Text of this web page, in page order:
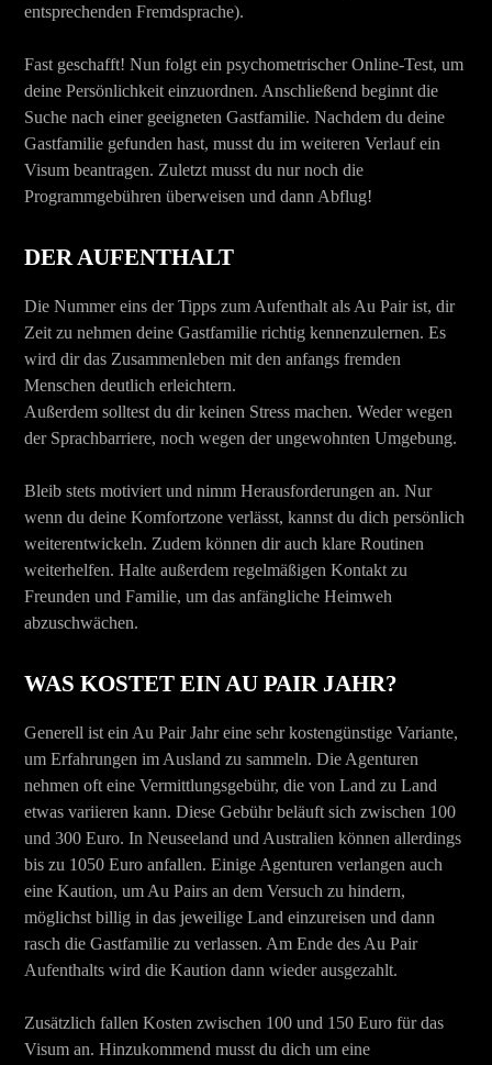
entsprechenden Fremdsprache).
Fast geschafft! Nun folgt ein psychometrischer Online-Test, um
deine Persönlichkeit einzuordnen. Anschließend beginnt die
Suche nach einer geeigneten Gastfamilie. Nachdem du deine
Gastfamilie gefunden hast, musst du im weiteren Verlauf ein
Visum beantragen. Zuletzt musst du nur noch die
Programmgebühren überweisen und dann Abflug!
DER AUFENTHALT
Die Nummer eins der Tipps zum Aufenthalt als Au Pair ist, dir
Zeit zu nehmen deine Gastfamilie richtig kennenzulernen. Es
wird dir das Zusammenleben mit den anfangs fremden
Menschen deutlich erleichtern.
Außerdem solltest du dir keinen Stress machen. Weder wegen
der Sprachbarriere, noch wegen der ungewohnten Umgebung.
Bleib stets motiviert und nimm Herausforderungen an. Nur
wenn du deine Komfortzone verlässt, kannst du dich persönlich
weiterentwickeln. Zudem können dir auch klare Routinen
weiterhelfen. Halte außerdem regelmäßigen Kontakt zu
Freunden und Familie, um das anfängliche Heimweh
abzuschwächen.
WAS KOSTET EIN AU PAIR JAHR?
Generell ist ein Au Pair Jahr eine sehr kostengünstige Variante,
um Erfahrungen im Ausland zu sammeln. Die Agenturen
nehmen oft eine Vermittlungsgebühr, die von Land zu Land
etwas variieren kann. Diese Gebühr beläuft sich zwischen 100
und 300 Euro. In Neuseeland und Australien können allerdings
bis zu 1050 Euro anfallen. Einige Agenturen verlangen auch
eine Kaution, um Au Pairs an dem Versuch zu hindern,
möglichst billig in das jeweilige Land einzureisen und dann
rasch die Gastfamilie zu verlassen. Am Ende des Au Pair
Aufenthalts wird die Kaution dann wieder ausgezahlt.
Zusätzlich fallen Kosten zwischen 100 und 150 Euro für das
Visum an. Hinzukommend musst du dich um eine